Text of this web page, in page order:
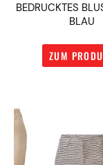
BEDRUCKTES
BLAU
ZUM